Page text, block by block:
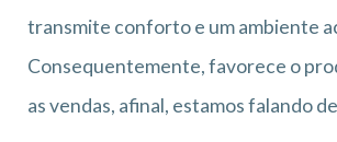
transmite conforto e um ambiente
Consequentemente, favorece o
as vendas, afinal, estamos falando